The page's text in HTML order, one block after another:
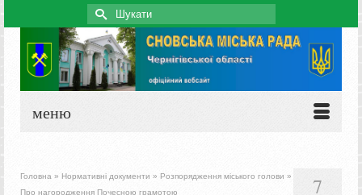
Search
for:
меню
7
Головна » Нормативні документи » Розпорядження міського голови »
Про нагородження Почесною грамотою